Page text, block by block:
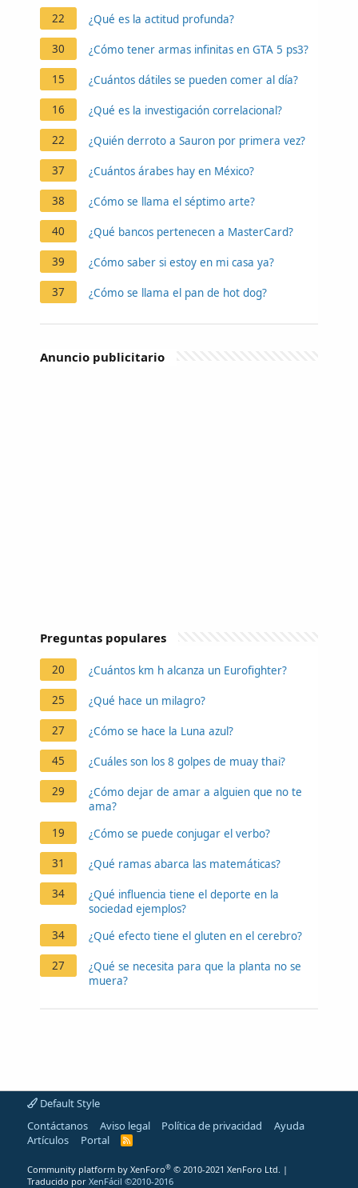
22 ¿Qué es la actitud profunda?
30 ¿Cómo tener armas infinitas en GTA 5 ps3?
15 ¿Cuántos dátiles se pueden comer al día?
16 ¿Qué es la investigación correlacional?
22 ¿Quién derroto a Sauron por primera vez?
37 ¿Cuántos árabes hay en México?
38 ¿Cómo se llama el séptimo arte?
40 ¿Qué bancos pertenecen a MasterCard?
39 ¿Cómo saber si estoy en mi casa ya?
37 ¿Cómo se llama el pan de hot dog?
Anuncio publicitario
Preguntas populares
20 ¿Cuántos km h alcanza un Eurofighter?
25 ¿Qué hace un milagro?
27 ¿Cómo se hace la Luna azul?
45 ¿Cuáles son los 8 golpes de muay thai?
29
¿Cómo dejar de amar a alguien que no te
ama?
19
¿Cómo se puede conjugar el verbo?
31 ¿Qué ramas abarca las matemáticas?
34
¿Qué influencia tiene el deporte en la
sociedad ejemplos?
34
¿Qué efecto tiene el gluten en el cerebro?
27
¿Qué se necesita para que la planta no se
muera?
Default Style
Contáctanos
Aviso legal Política de privacidad
Ayuda
Artículos
Portal
R
Community platform by XenForo® © 2010-2021 XenForo Ltd. |
Traducido por XenFácil ©2010-2016